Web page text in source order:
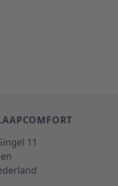
11